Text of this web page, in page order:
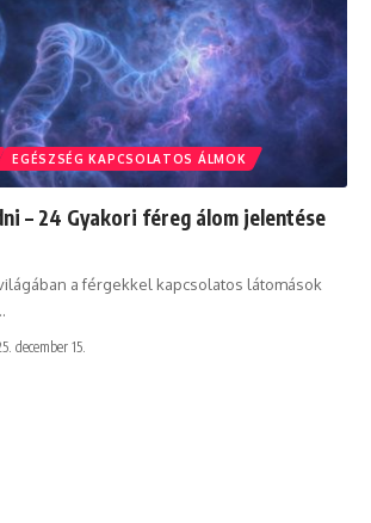
EGÉSZSÉG KAPCSOLATOS ÁLMOK
– 24 Gyakori féreg álom jelentése
a férgekkel kapcsolatos látomások
december 15.